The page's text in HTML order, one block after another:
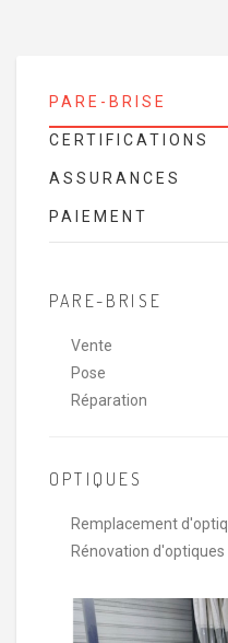
PARE-BRISE
CERTIFICATIONS
ASSURANCES
PAIEMENT
PARE-BRISE
Vente
Pose
Réparation
OPTIQUES
Remplacement
Rénovation d'optiques